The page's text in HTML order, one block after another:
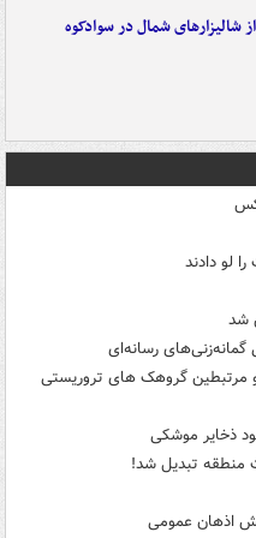
شالیزارهای شمال در سوادکوه
لو دادند
گمانه‌زنی‌های رسانه‌ای
ذخایر موشکی
منطقه تبدیل شد!